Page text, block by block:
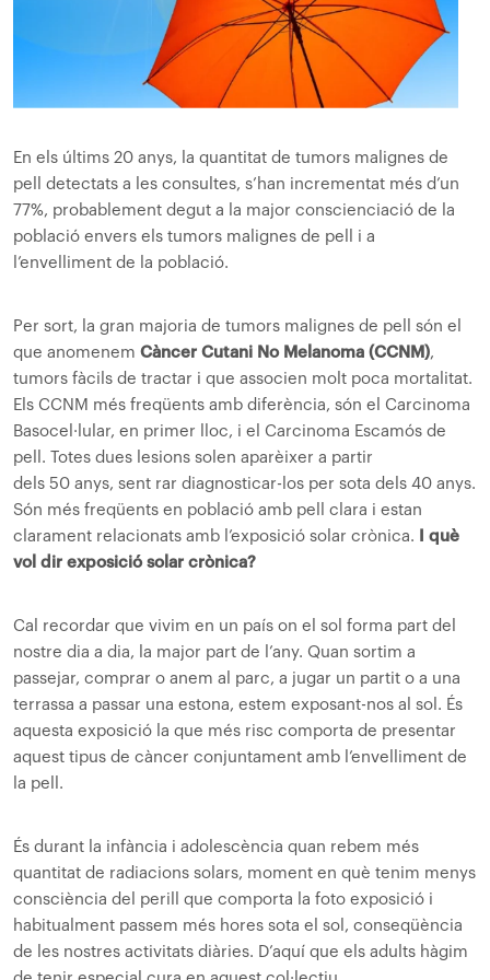
En els últims 20 anys, la quantitat de tumors malignes de
pell detectats a les consultes, s’han incrementat més d’un
77%, probablement degut a la major conscienciació de la
població envers els tumors malignes de pell i a
l’envelliment de la població.
Per sort, la gran majoria de tumors malignes de pell són el
que anomenem Càncer Cutani No Melanoma (CCNM),
tumors fàcils de tractar i que associen molt poca mortalitat.
Els CCNM més freqüents amb diferència, són el Carcinoma
Basocel·lular, en primer lloc, i el Carcinoma Escamós de
pell. Totes dues lesions solen aparèixer a partir
dels 50 anys, sent rar diagnosticar-los per sota dels 40 anys.
Són més freqüents en població amb pell clara i estan
clarament relacionats amb l’exposició solar crònica.
I què
vol dir exposició solar crònica?
Cal recordar que vivim en un país on el sol forma part del
nostre dia a dia, la major part de l’any. Quan sortim a
passejar, comprar o anem al parc, a jugar un partit o a una
terrassa a passar una estona, estem exposant-nos al sol. És
aquesta exposició la que més risc comporta de presentar
aquest tipus de càncer conjuntament amb l’envelliment de
la pell.
És durant la infància i adolescència quan rebem més
quantitat de radiacions solars, moment en què tenim menys
consciència del perill que comporta la foto exposició i
habitualment passem més hores sota el sol, conseqüència
de les nostres activitats diàries. D’aquí que els adults hàgim